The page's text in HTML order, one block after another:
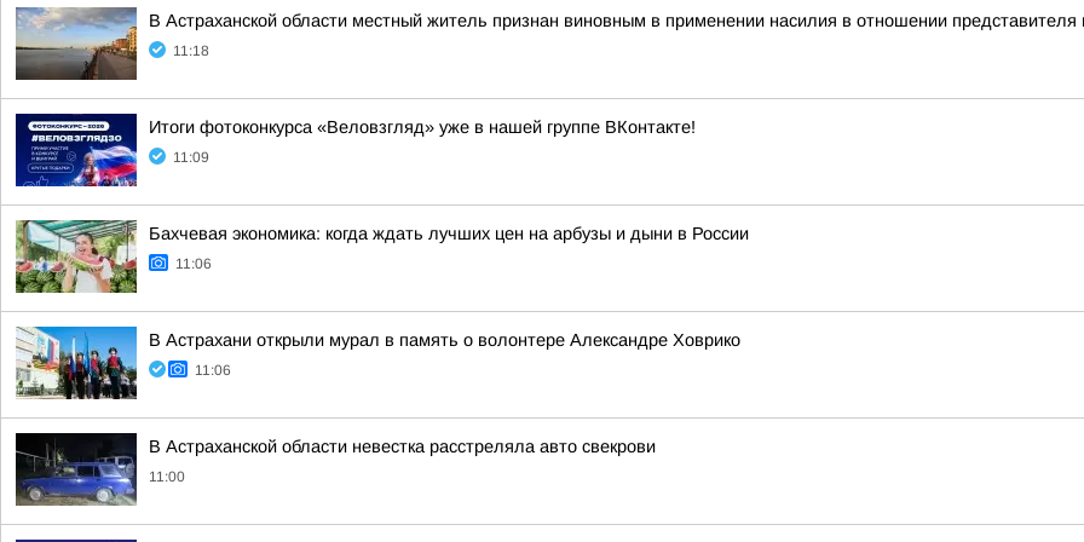
В Астраханской области местный житель признан виновным в применении насилия в отношении представителя
11:18
Итоги фотоконкурса «Веловзгляд» уже в нашей группе ВКонтакте!
11:09
Бахчевая экономика: когда ждать лучших цен на арбузы и дыни в России
11:06
В Астрахани открыли мурал в память о волонтере Александре Ховрико
11:06
В Астраханской области невестка расстреляла авто свекрови
11:00